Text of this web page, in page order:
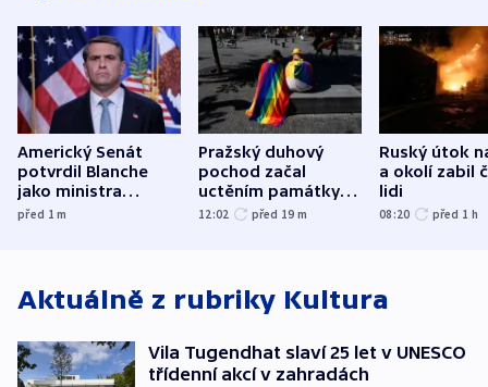
Americký Senát
potvrdil Blanche
jako ministra
spravedlnosti
před 1m
Pražský duhový
pochod začal
uctěním památky
obětí berlínského
12:02 před 19 m
Ruský útok
a okolí zabil
lidi
08:20 před 1 h
Aktuálně z rubriky Kultura
Vila Tugendhat slaví 25 let v UNESCO
třídenní akcí v zahradách